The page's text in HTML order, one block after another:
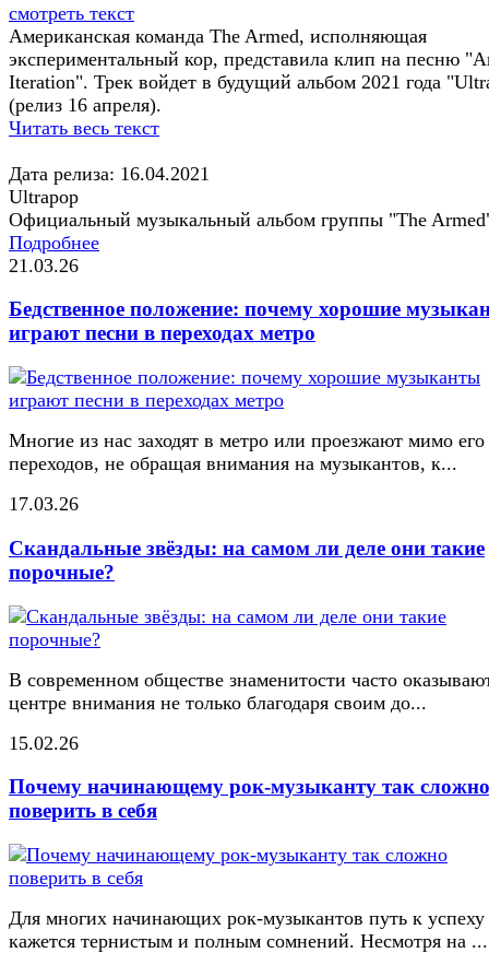
смотреть текст
Американская команда The Armed, исполняющая
экспериментальный кор, представила клип на песню
Iteration". Трек войдет в будущий альбом 2021 года
(релиз 16 апреля).
Читать весь текст
Дата релиза: 16.04.2021
Ultrapop
Официальный музыкальный альбом группы "The
Подробнее
21.03.26
Бедственное положение: почему хорошие
играют песни в переходах метро
Многие из нас заходят в метро или проезжают мимо его
переходов, не обращая внимания на музыкантов, к...
17.03.26
Скандальные звёзды: на самом ли деле они такие
порочные?
В современном обществе знаменитости часто
центре внимания не только благодаря своим до...
15.02.26
Почему начинающему рок-музыканту так сложно
поверить в себя
Для многих начинающих рок-музыкантов путь к успеху
кажется тернистым и полным сомнений. Несмотря на ...